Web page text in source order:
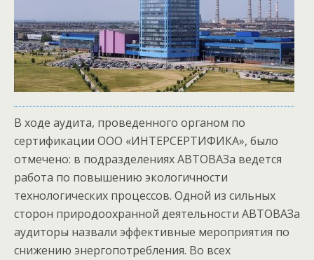
В ходе аудита, проведенного органом по
сертификации ООО «ИНТЕРСЕРТИФИКА», было
отмечено: в подразделениях АВТОВАЗа ведется
работа по повышению экологичности
технологических процессов. Одной из сильных
сторон природоохранной деятельности АВТОВАЗа
аудиторы назвали эффективные мероприятия по
снижению энергопотребления. Во всех